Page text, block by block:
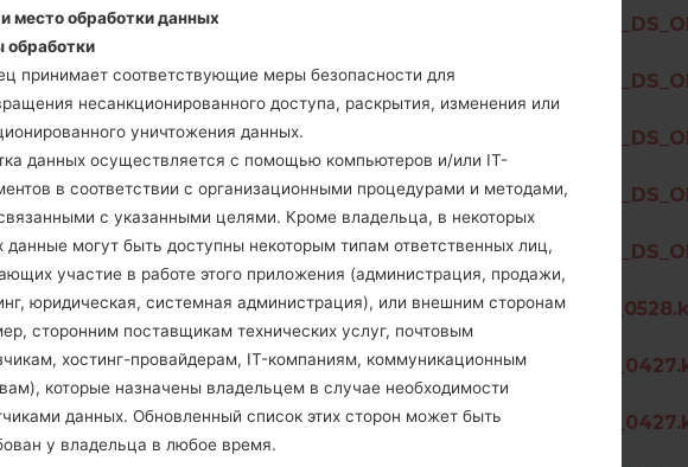
G850EMWдобавлен файл
HUX(Hungary)
G850EMWдобавлен файл
HUN(Hungary)
G850EMWдобавлен файл
POC(Poland)
G850EMW добавлен файл
IBR()
G850EMWдобавлен файл
DEU(Germany)
G850QMдобавлен файл
States)
G850QMдобавлен файл
States)
G850QMдобавлен файл
States)
место обработки данных
принимает соответствующие меры безопасности для
несанкционированного доступа, раскрытия, изменения или
уничтожения данных.
данных осуществляется с помощью компьютеров и/или IT-
в соответствии с организационными процедурами и методами,
с указанными целями. Кроме владельца, в некоторых
данные могут быть доступны некоторым типам ответственных лиц,
участие в работе этого приложения (администрация, продажи,
юридическая, системная администрация), или внешним сторонам
сторонним поставщикам технических услуг, почтовым
хостинг-провайдерам, IT-компаниям, коммуникационным
которые назначены владельцем в случае необходимости
данных. Обновленный список этих сторон может быть
у владельца в любое время.